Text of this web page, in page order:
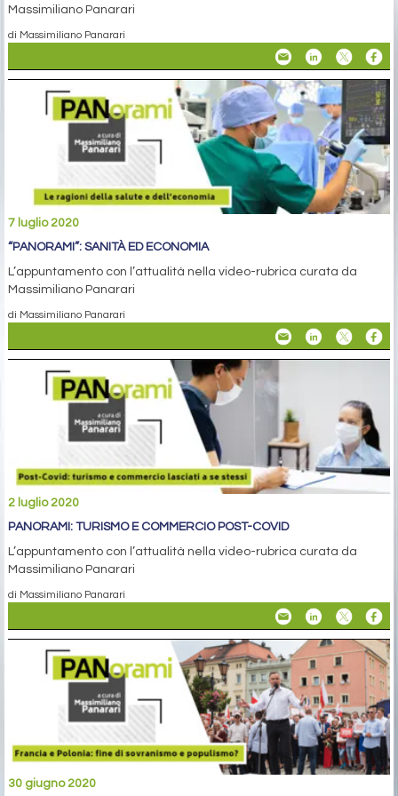
Massimiliano Panarari
di Massimiliano Panarari
7 luglio 2020
“PANORAMI”: SANITÀ ED ECONOMIA
L’appuntamento con l’attualità nella video-rubrica curata da
Massimiliano Panarari
di Massimiliano Panarari
2 luglio 2020
PANORAMI: TURISMO E COMMERCIO POST-COVID
L’appuntamento con l’attualità nella video-rubrica curata da
Massimiliano Panarari
di Massimiliano Panarari
30 giugno 2020